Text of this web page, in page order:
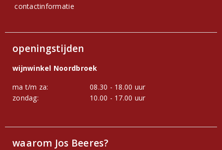
contactinformatie
openingstijden
wijnwinkel Noordbroek
ma t/m za:
08.30 - 18.00 uur
zondag:
10.00 - 17.00 uur
waarom Jos Beeres?